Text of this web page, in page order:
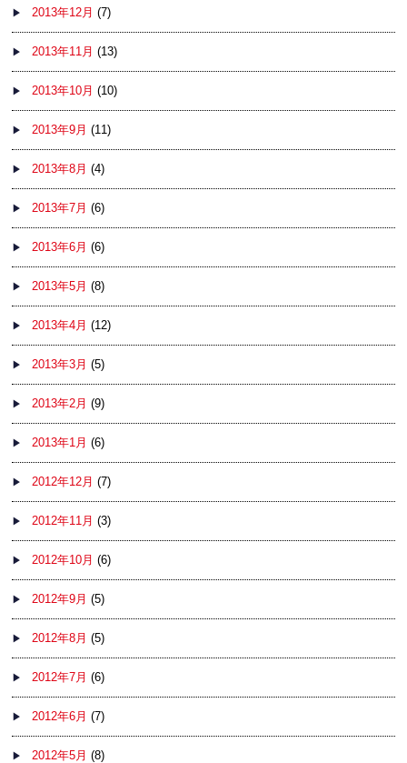
2013年12月 (7)
2013年11月 (13)
2013年10月 (10)
2013年9月 (11)
2013年8月 (4)
2013年7月 (6)
2013年6月 (6)
2013年5月 (8)
2013年4月 (12)
2013年3月 (5)
2013年2月 (9)
2013年1月 (6)
2012年12月 (7)
2012年11月 (3)
2012年10月 (6)
2012年9月 (5)
2012年8月 (5)
2012年7月 (6)
2012年6月 (7)
2012年5月 (8)